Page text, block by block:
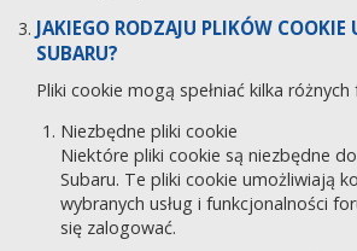
JAKIEGO RODZAJU PLIKÓW COOKIE
SUBARU?
Pliki cookie mogą spełniać kilka różnych
Niezbędne pliki cookie
Niektóre pliki cookie są niezbędne
Subaru. Te pliki cookie umożliwiają
wybranych usług i funkcjonalności
się zalogować.